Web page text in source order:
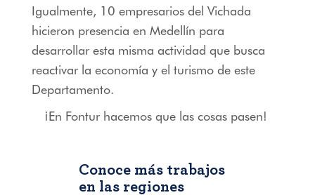
Igualmente, 10 empresarios del Vichada
hicieron presencia en Medellín para
desarrollar esta misma actividad que busca
reactivar la economía y el turismo de este
Departamento.
¡En Fontur hacemos que las cosas pasen!
Conoce más trabajos
en las regiones